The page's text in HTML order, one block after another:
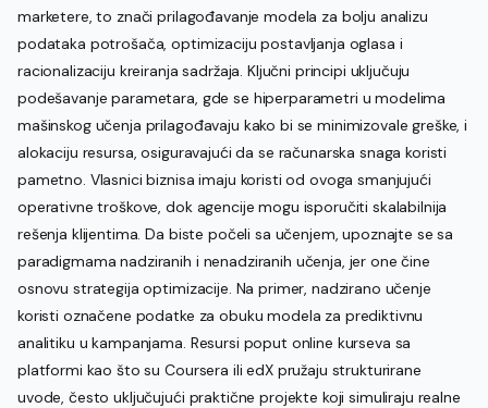
marketere, to znači prilagođavanje modela za bolju analizu
podataka potrošača, optimizaciju postavljanja oglasa i
racionalizaciju kreiranja sadržaja. Ključni principi uključuju
podešavanje parametara, gde se hiperparametri u modelima
mašinskog učenja prilagođavaju kako bi se minimizovale greške, i
alokaciju resursa, osiguravajući da se računarska snaga koristi
pametno. Vlasnici biznisa imaju koristi od ovoga smanjujući
operativne troškove, dok agencije mogu isporučiti skalabilnija
rešenja klijentima. Da biste počeli sa učenjem, upoznajte se sa
paradigmama nadziranih i nenadziranih učenja, jer one čine
osnovu strategija optimizacije. Na primer, nadzirano učenje
koristi označene podatke za obuku modela za prediktivnu
analitiku u kampanjama. Resursi poput online kurseva sa
platformi kao što su Coursera ili edX pružaju strukturirane
uvode, često uključujući praktične projekte koji simuliraju realne